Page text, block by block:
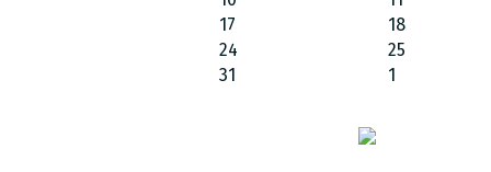
17
18
24
25
31
1